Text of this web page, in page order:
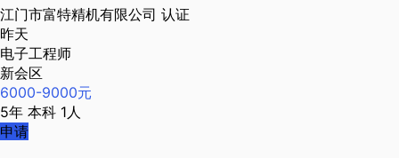
江门市富特精机有限公司 认证
昨天
电子工程师
新会区
6000-9000元
5年 本科 1人
申请